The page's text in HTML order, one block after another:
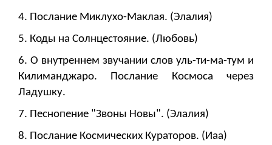
4. Послание Миклухо-Маклая. (Элалия)
5. Коды на Солнцестояние. (Любовь)
6. О внутреннем звучании слов уль-ти-ма-тум и
Килиманджаро. Послание Космоса через
Ладушку.
7. Песнопение "Звоны Новы". (Элалия)
8. Послание Космических Кураторов. (Иаа)